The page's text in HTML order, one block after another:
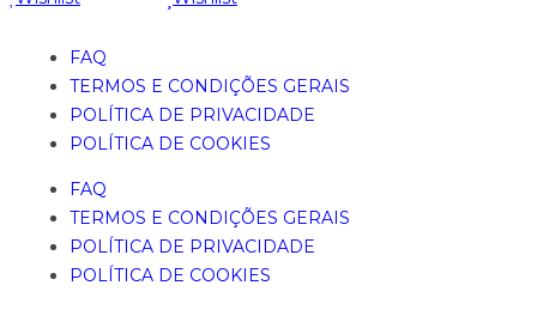
FAQ
TERMOS E CONDIÇÕES GERAIS
POLÍTICA DE PRIVACIDADE
POLÍTICA DE COOKIES
FAQ
TERMOS E CONDIÇÕES GERAIS
POLÍTICA DE PRIVACIDADE
POLÍTICA DE COOKIES